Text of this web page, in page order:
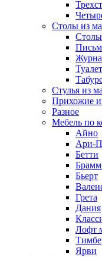
Столы из
Стулья из
Прихожие
Разное
Мебель по
Айно
Ари-
Бетти
Бьерт
Грета
Дания
Лофт
Ярви